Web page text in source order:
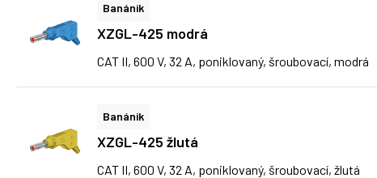
Banánik
XZGL-425 modrá
CAT II, 600 V, 32 A, poniklovaný, šroubovací, modrá
Banánik
XZGL-425 žlutá
CAT II, 600 V, 32 A, poniklovaný, šroubovací, žlutá